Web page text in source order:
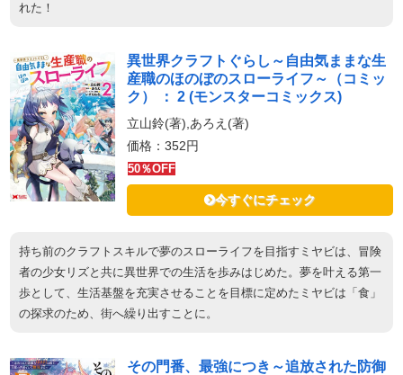
れた！
異世界クラフトぐらし～自由気ままな生
産職のほのぼのスローライフ～（コミッ
ク） ： 2 (モンスターコミックス)
立山鈴(著),あろえ(著)
価格：352円
50％OFF
今すぐにチェック
持ち前のクラフトスキルで夢のスローライフを目指すミヤビは、冒険
者の少女リズと共に異世界での生活を歩みはじめた。夢を叶える第一
歩として、生活基盤を充実させることを目標に定めたミヤビは「食」
の探求のため、街へ繰り出すことに。
その門番、最強につき～追放された防御